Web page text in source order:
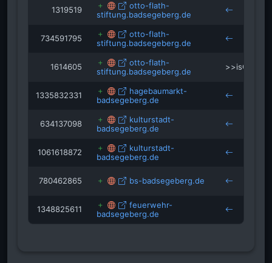
1319519
otto-flath-
stiftung.badsegeberg.de
734591795
otto-flath-
stiftung.badsegeberg.de
1614605
otto-flath-
stiftung.badsegeberg.de
1335832331
hagebaumarkt-
badsegeberg.de
634137098
kulturstadt-
badsegeberg.de
1061618872
kulturstadt-
badsegeberg.de
780462865 bs-badsegeberg.de
1348825611
feuerwehr-
badsegeberg.de